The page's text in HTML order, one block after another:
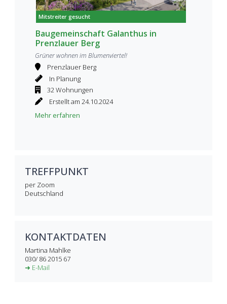
Mitstreiter gesucht
Baugemeinschaft Galanthus in
Prenzlauer Berg
Grüner wohnen im Blumenviertel!
Prenzlauer Berg
In Planung
32 Wohnungen
Erstellt am 24.10.2024
Mehr erfahren
TREFFPUNKT
per Zoom
Deutschland
KONTAKTDATEN
Martina Mahlke
030/ 86 2015 67
➜ E-Mail